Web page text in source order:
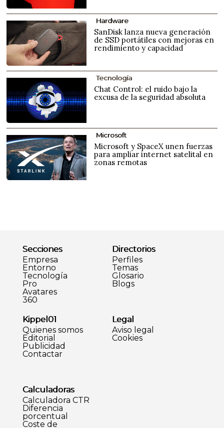
Hardware
SanDisk lanza nueva generación
de SSD portátiles con mejoras en
rendimiento y capacidad
Tecnología
Chat Control: el ruido bajo la
excusa de la seguridad absoluta
Microsoft
Microsoft y SpaceX unen fuerzas
para ampliar internet satelital en
zonas remotas
Secciones
Empresa
Entorno
Tecnología
Pro
Avatares
360
Directorios
Perfiles
Temas
Glosario
Blogs
Kippel01
Quienes somos
Editorial
Publicidad
Contactar
Legal
Aviso legal
Cookies
Calculadoras
Calculadora CTR
Diferencia
porcentual
Coste de